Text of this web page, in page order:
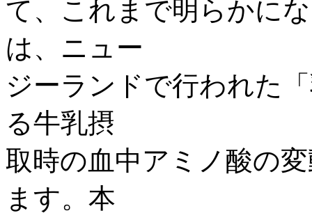
て、これまで明らかに
は、ニュー
ジーランドで行われた
る牛乳摂
取時の血中アミノ酸の
ます。本